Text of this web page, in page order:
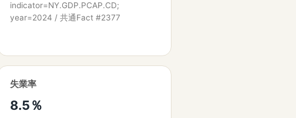
indicator=NY.GDP.PCAP.CD;
year=2024 / 共通Fact #2377
失業率
8.5％